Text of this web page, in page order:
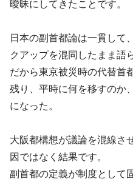
曖昧にしてきたことです。
日本の副首都論は一貫して
クアップを混同したまま語
だから東京被災時の代替首
残り、平時に何を移すのか
になった。
大阪都構想が議論を混線さ
因ではなく結果です。
副首都の定義が制度として